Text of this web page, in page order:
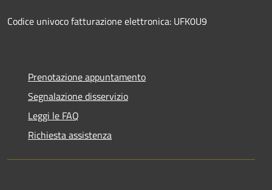
Codice univoco fatturazione elettronica: UFK0U9
Prenotazione appuntamento
Segnalazione disservizio
Leggi le FAQ
Richiesta assistenza